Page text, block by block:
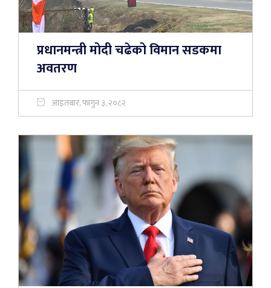
प्रधानमन्त्री मोदी चढेको विमान सडकमा
अवतरण
आइतबार, फागुन ३, २०८२